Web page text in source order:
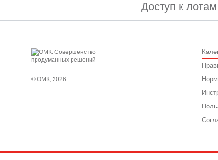
Доступ к
© ОМК, 2026